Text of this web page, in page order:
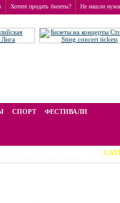
Хотите продать билеты? Не нашли
СПОРТ ФЕСТИВАЛИ
LAST